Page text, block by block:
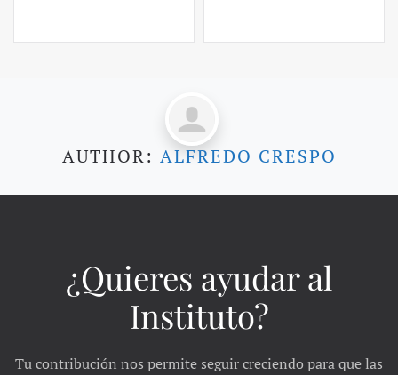
AUTHOR: ALFREDO CRESPO
¿Quieres ayudar al
Instituto?
Tu contribución nos permite seguir creciendo para que las